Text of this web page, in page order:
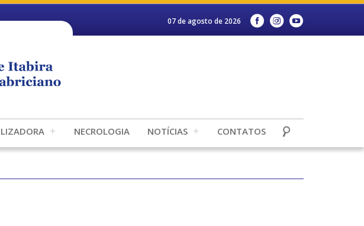
07 de agosto de 2026
NECROLOGIA NOTÍCIAS CONTATOS